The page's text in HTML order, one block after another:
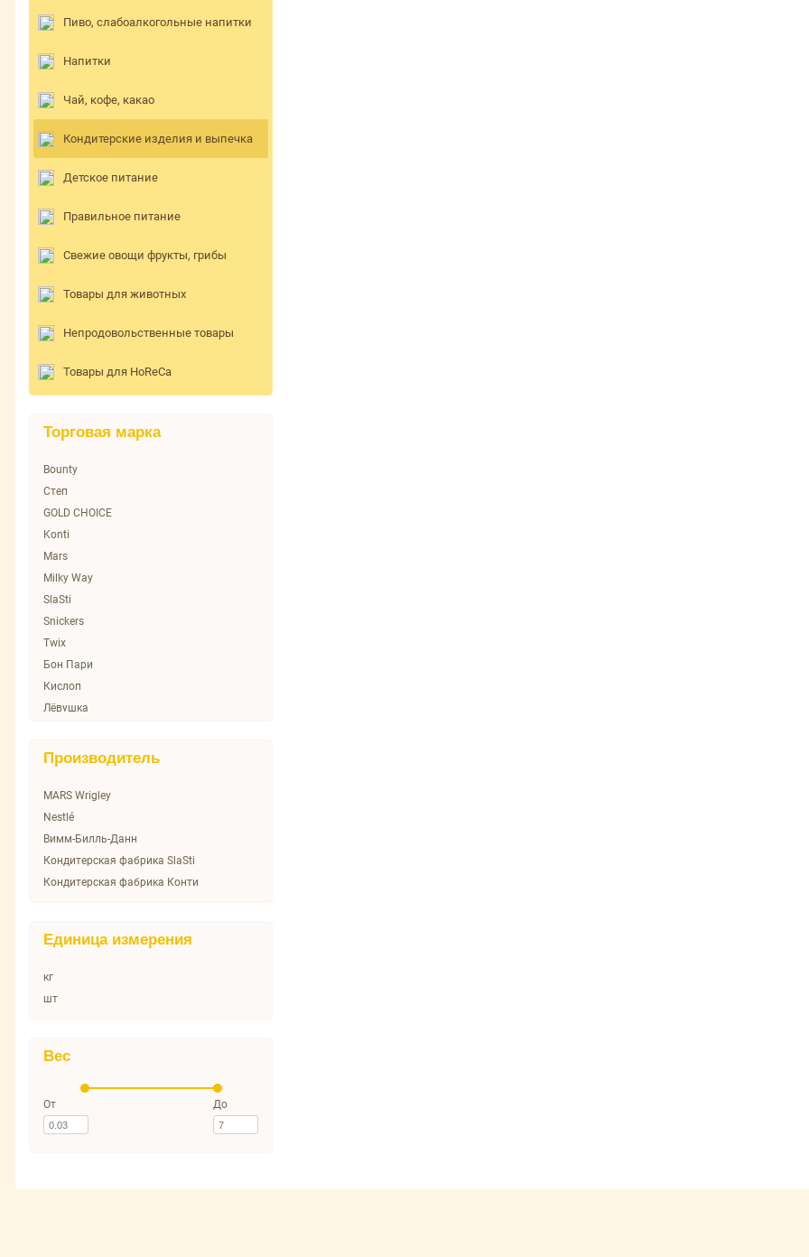
Пиво, слабоалкогольные напитки
Напитки
Чай, кофе, какао
Кондитерские изделия и выпечка
Детское питание
Правильное питание
Свежие овощи фрукты, грибы
Товары для животных
Непродовольственные товары
Товары для HoReCa
Торговая марка
Bounty
Cтеп
GOLD CHOICE
Konti
Mars
Milky Way
SlaSti
Snickers
Twix
Бон Пари
Кислоп
Лёвушка
Сладкая душа
Фрутландия
Эко-невидаль
Производитель
MARS Wrigley
Nestlé
Вимм-Билль-Данн
Кондитерская фабрика SlaSti
Кондитерская фабрика Конти
Единица измерения
кг
шт
Вес
От До